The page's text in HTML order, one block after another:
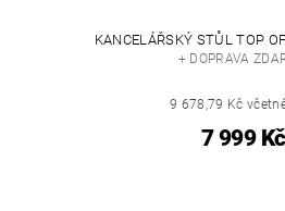
KANCELÁŘSKÝ STŮL TOP
+ DOPRAVA
9 678,79 Kč
7 999 Kč